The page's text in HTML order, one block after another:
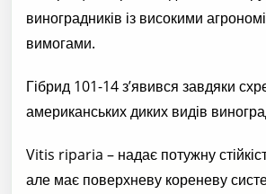
виноградників із високими
вимогами.
Гібрид 101-14 з’явився завдяки
американських диких видів
Vitis riparia – надає потужну
але має поверхневу кореневу